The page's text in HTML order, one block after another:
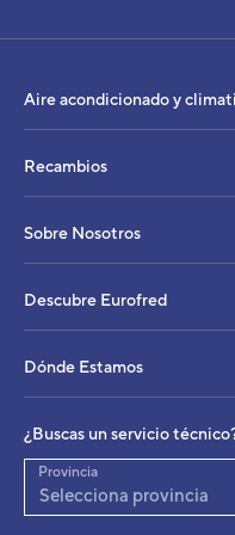
Unidad Interior
Aire acondicionado y
Recambios
Sobre Nosotros
Descubre Eurofred
Dónde Estamos
¿Buscas un servicio
Selecciona provincia
Provincia